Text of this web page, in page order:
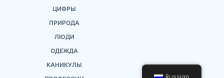
ЦИФРЫ
ПРИРОДА
ЛЮДИ
ОДЕЖДА
КАНИКУЛЫ